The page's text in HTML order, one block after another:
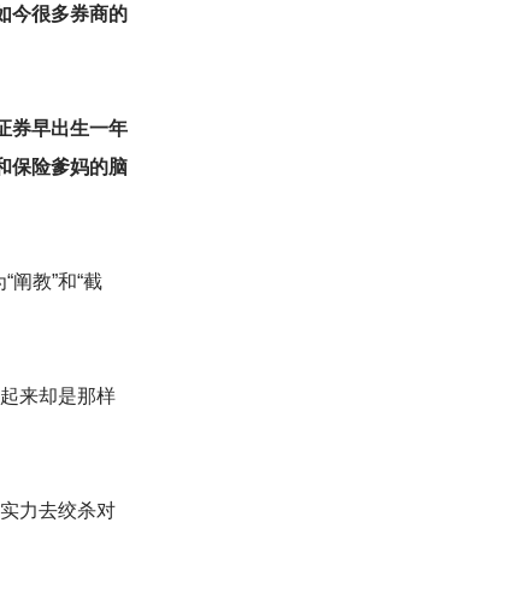
今很多券商的
券早出生一年
保险爹妈的脑
教”和“截
来却是那样
力去绞杀对